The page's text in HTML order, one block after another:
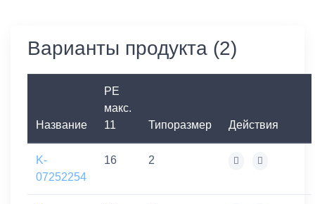
Варианты продукта (2)
Название
PE
макс.
11
Типоразмер Действия
K-
07252254
16 2